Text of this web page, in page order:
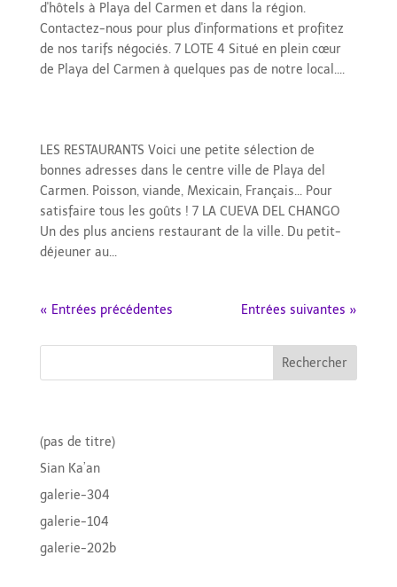
d'hôtels à Playa del Carmen et dans la région.
Contactez-nous pour plus d'informations et profitez
de nos tarifs négociés. 7 LOTE 4 Situé en plein cœur
de Playa del Carmen à quelques pas de notre local....
LES RESTAURANTS Voici une petite sélection de
bonnes adresses dans le centre ville de Playa del
Carmen. Poisson, viande, Mexicain, Français... Pour
satisfaire tous les goûts ! 7 LA CUEVA DEL CHANGO
Un des plus anciens restaurant de la ville. Du petit-
déjeuner au...
« Entrées précédentes Entrées suivantes »
(pas de titre)
Sian Ka’an
galerie-304
galerie-104
galerie-202b